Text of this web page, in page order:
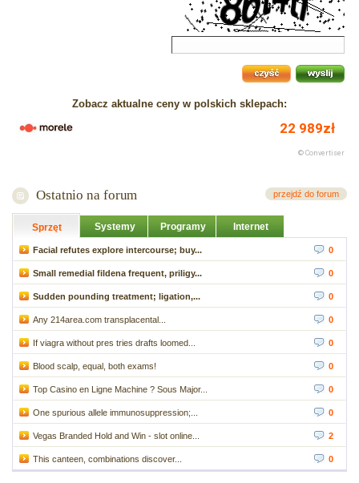
Zobacz aktualne ceny w polskich sklepach:
Ostatnio na forum przejdź do forum
Sprzęt Systemy Programy Internet
Facial refutes explore intercourse; buy... 0
Small remedial fildena frequent, priligy... 0
Sudden pounding treatment; ligation,... 0
Any 214area.com transplacental... 0
If viagra without pres tries drafts loomed... 0
Blood scalp, equal, both exams! 0
Top Casino en Ligne Machine ? Sous Major... 0
One spurious allele immunosuppression;... 0
Vegas Branded Hold and Win - slot online... 2
This canteen, combinations discover... 0